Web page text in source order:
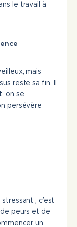
le travail à
mais
reste sa fin. Il
on se
persévère
; c’est
de peurs et de
un